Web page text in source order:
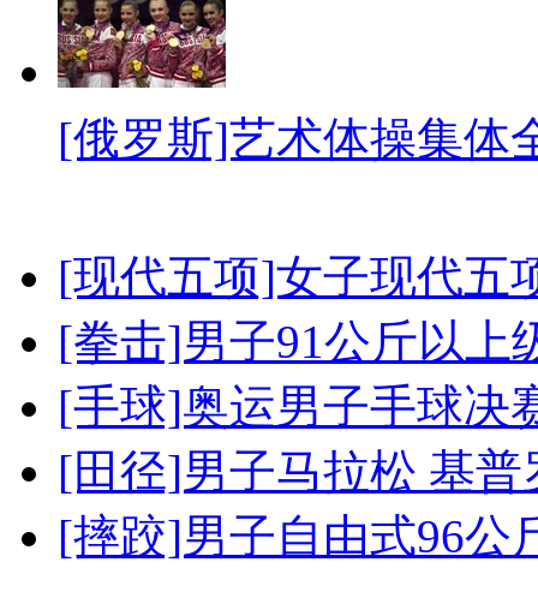
[俄罗斯]艺术体操集体
[现代五项]女子现代五
[拳击]男子91公斤以上
[手球]奥运男子手球决
[田径]男子马拉松 基
[摔跤]男子自由式96公